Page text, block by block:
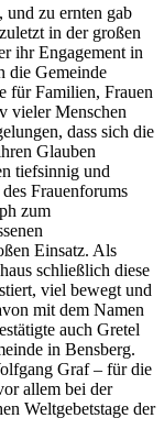
und zu ernten gab
in der großen
ihr Engagement in
die Gemeinde
für Familien, Frauen
vieler Menschen
dass sich die
Glauben
tiefsinnig und
Frauenforums
zum
Einsatz. Als
schließlich diese
viel bewegt und
mit dem Namen
auch Gretel
in Bensberg.
Graf – für die
allem bei der
Weltgebetstage der